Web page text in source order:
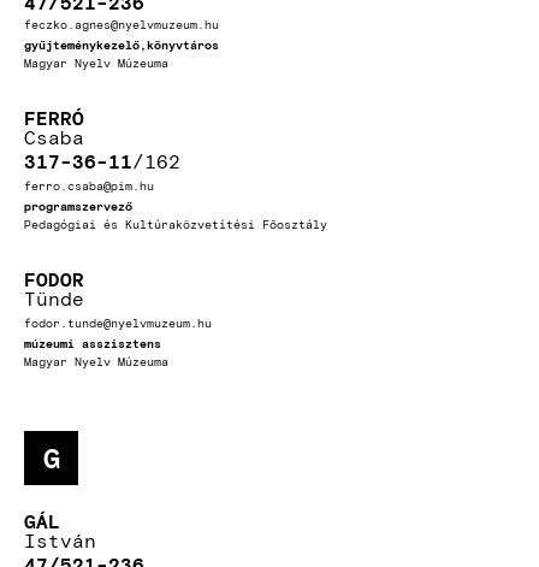
feczko.agnes@nyelvmuzeum.hu
gyűjteménykezelő,könyvtáros
Magyar Nyelv Múzeuma
FERRÓ
Csaba
317-36-11 162
ferro.csaba@pim.hu
programszervező
Pedagógiai és Kultúraközvetítési Főosztály
FODOR
Tünde
fodor.tunde@nyelvmuzeum.hu
múzeumi asszisztens
Magyar Nyelv Múzeuma
G
GÁL
István